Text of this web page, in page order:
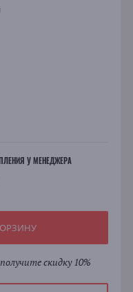
У МЕНЕДЖЕРА
скидку 10%